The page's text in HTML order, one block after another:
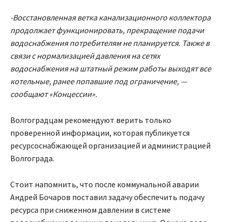
-Восстановленная ветка канализационного коллектора
продолжает функционировать, прекращение подачи
водоснабжения потребителям не планируется. Также в
связи с нормализацией давления на сетях
водоснабжения на штатный режим работы выходят все
котельные, ранее попавшие под ограничение, —
сообщают «Концессии».
Волгоградцам рекомендуют верить только
проверенной информации, которая публикуется
ресурсоснабжающей организацией и администрацией
Волгограда.
Стоит напомнить, что после коммунальной аварии
Андрей Бочаров поставил задачу обеспечить подачу
ресурса при сниженном давлении в системе